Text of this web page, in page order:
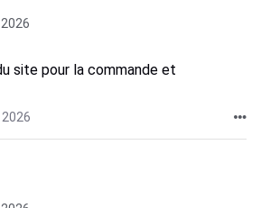
site pour la commande et